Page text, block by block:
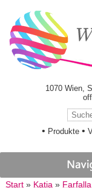
1070 Wien,
• Produkte •
Start» Katia» Farfalla